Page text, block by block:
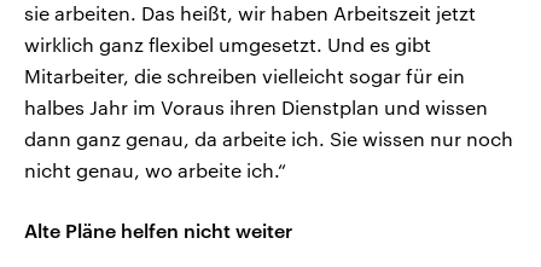
sie arbeiten. Das heißt, wir haben Arbeitszeit jetzt
wirklich ganz flexibel umgesetzt. Und es gibt
Mitarbeiter, die schreiben vielleicht sogar für ein
halbes Jahr im Voraus ihren Dienstplan und wissen
dann ganz genau, da arbeite ich. Sie wissen nur noch
nicht genau, wo arbeite ich.“
Alte Pläne helfen nicht weiter